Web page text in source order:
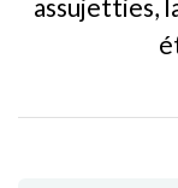
assujetties,